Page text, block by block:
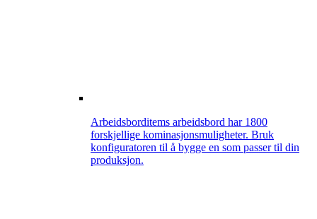
Arbeidsborditems arbeidsbord har 1800
forskjellige kominasjonsmuligheter. Bruk
konfiguratoren til å bygge en som passer til din
produksjon.